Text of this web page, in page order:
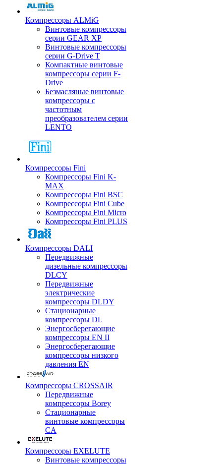
Компрессоры ALMiG
Винтовые компрессоры
серии GEAR XP
Винтовые компрессоры
серии G-Drive T
Компактные винтовые
компрессоры серии F-
Drive
Безмасляные винтовые
компрессоры с
частотным
преобразователем серии
LENTO
Компрессоры Fini
Компрессоры Fini K-
MAX
Компрессоры Fini BSC
Компрессоры Fini Cube
Компрессоры Fini Micro
Компрессоры Fini PLUS
Компрессоры DALI
Передвижные
дизельные компрессоры
DLCY
Передвижные
электрические
компрессоры DLDY
Стационарные
компрессоры DL
Энергосберегающие
компрессоры EN II
Энергосберегающие
компрессоры низкого
давления EN
Компрессоры CROSSAIR
Передвижные
компрессоры Borey
Стационарные
винтовые компрессоры
CA
Компрессоры EXELUTE
Винтовые компрессоры